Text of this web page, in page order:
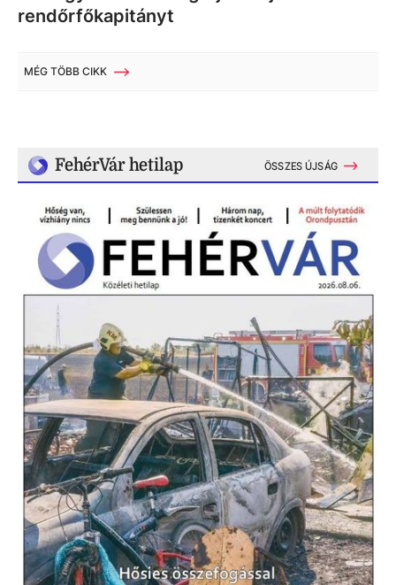
rendőrfőkapitányt
MÉG TÖBB CIKK
FehérVár hetilap ÖSSZES ÚJSÁG